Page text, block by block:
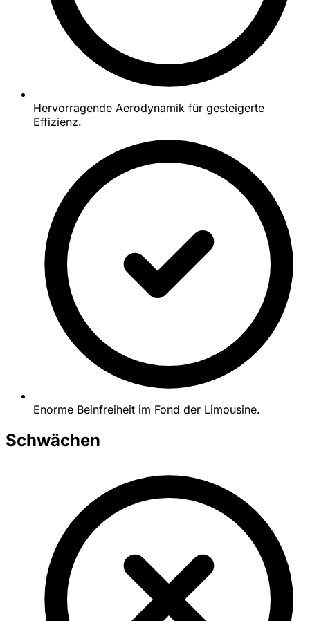
Hervorragende Aerodynamik für gesteigerte
Effizienz.
Enorme Beinfreiheit im Fond der Limousine.
Schwächen